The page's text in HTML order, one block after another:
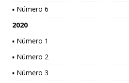
▪ Número 6
2020
▪ Número 1
▪ Número 2
▪ Número 3